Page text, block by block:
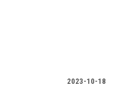
2023-10-18